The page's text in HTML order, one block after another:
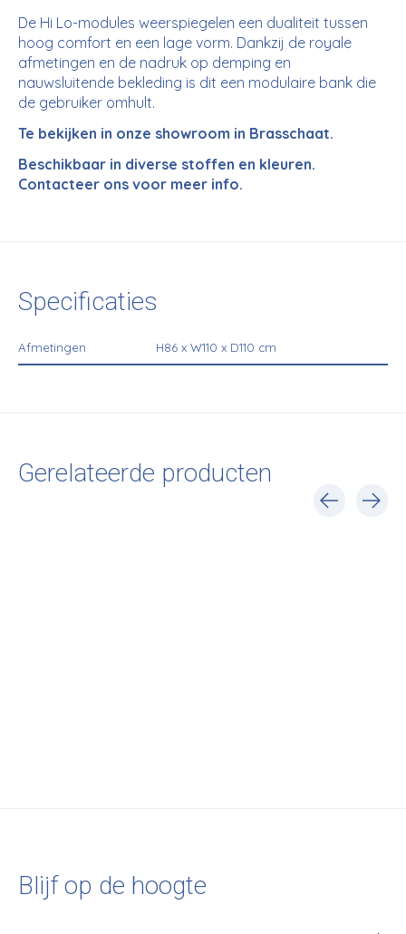
De Hi Lo-modules weerspiegelen een dualiteit tussen
hoog comfort en een lage vorm. Dankzij de royale
afmetingen en de nadruk op demping en
nauwsluitende bekleding is dit een modulaire bank die
de gebruiker omhult.
Te bekijken in onze showroom in Brasschaat.
Beschikbaar in diverse stoffen en kleuren.
Contacteer ons voor meer info.
Specificaties
Afmetingen H86 x W110 x D110 cm
Gerelateerde producten
Blijf op de hoogte